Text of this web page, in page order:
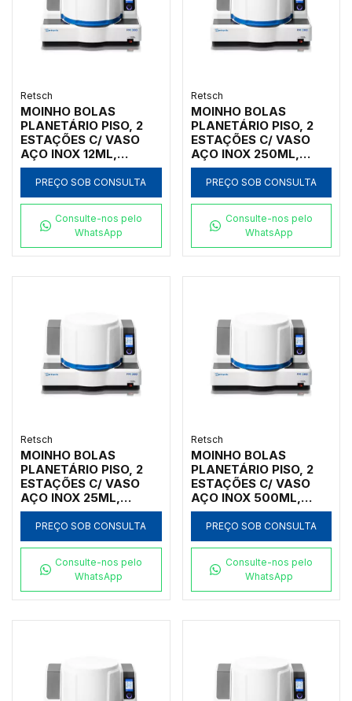
Retsch
MOINHO BOLAS
PLANETÁRIO PISO, 2
ESTAÇÕES C/ VASO
AÇO INOX 12ML,
INICIAL <10MM, FINAL
<1UM
PREÇO SOB CONSULTA
Consulte-nos pelo
WhatsApp
Retsch
MOINHO BOLAS
PLANETÁRIO PISO, 2
ESTAÇÕES C/ VASO
AÇO INOX 250ML,
INICIAL <10MM, FINAL
<1UM
PREÇO SOB CONSULTA
Consulte-nos pelo
WhatsApp
Retsch
MOINHO BOLAS
PLANETÁRIO PISO, 2
ESTAÇÕES C/ VASO
AÇO INOX 25ML,
INICIAL <10MM, FINAL
<1UM
PREÇO SOB CONSULTA
Consulte-nos pelo
WhatsApp
Retsch
MOINHO BOLAS
PLANETÁRIO PISO, 2
ESTAÇÕES C/ VASO
AÇO INOX 500ML,
INICIAL <10MM, FINAL
<1UM
PREÇO SOB CONSULTA
Consulte-nos pelo
WhatsApp